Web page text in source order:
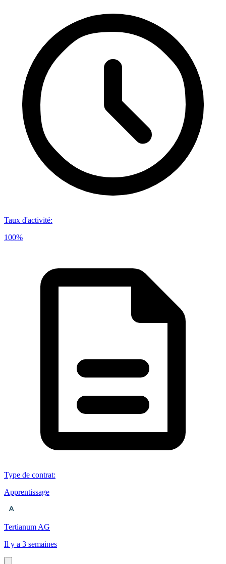
Taux d'activité:
100%
Type de contrat:
Apprentissage
Tertianum AG
Il y a 3 semaines